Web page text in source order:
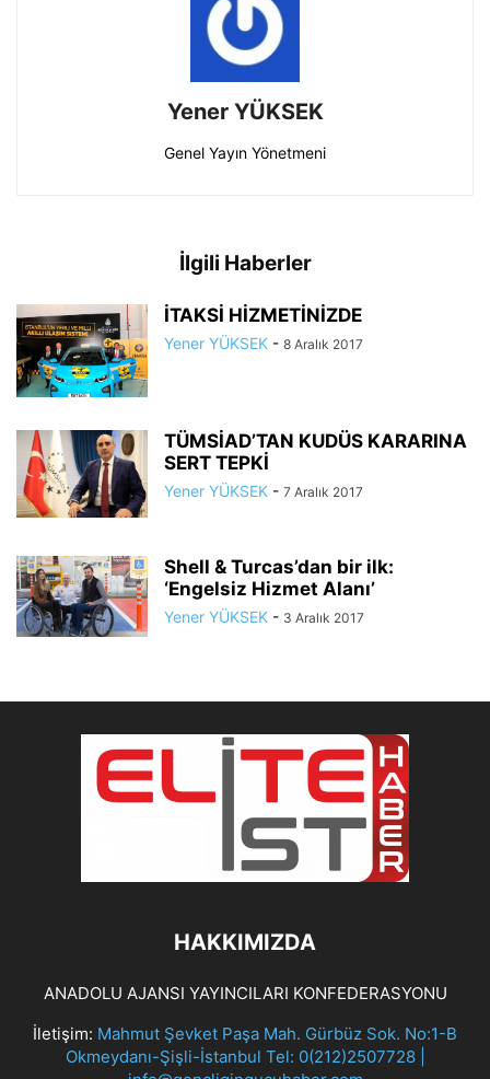
Yener YÜKSEK
Genel Yayın Yönetmeni
İlgili Haberler
İTAKSİ HİZMETİNİZDE
Yener YÜKSEK - 8 Aralık 2017
TÜMSİAD’TAN KUDÜS KARARINA
SERT TEPKİ
Yener YÜKSEK - 7 Aralık 2017
Shell & Turcas’dan bir ilk:
‘Engelsiz Hizmet Alanı’
Yener YÜKSEK - 3 Aralık 2017
HAKKIMIZDA
ANADOLU AJANSI YAYINCILARI KONFEDERASYONU
İletişim: Mahmut Şevket Paşa Mah. Gürbüz Sok. No:1-B
Okmeydanı-Şişli-İstanbul Tel: 0(212)2507728 |